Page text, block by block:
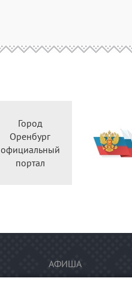
Город
Оренбург
официальный
портал
АФИША